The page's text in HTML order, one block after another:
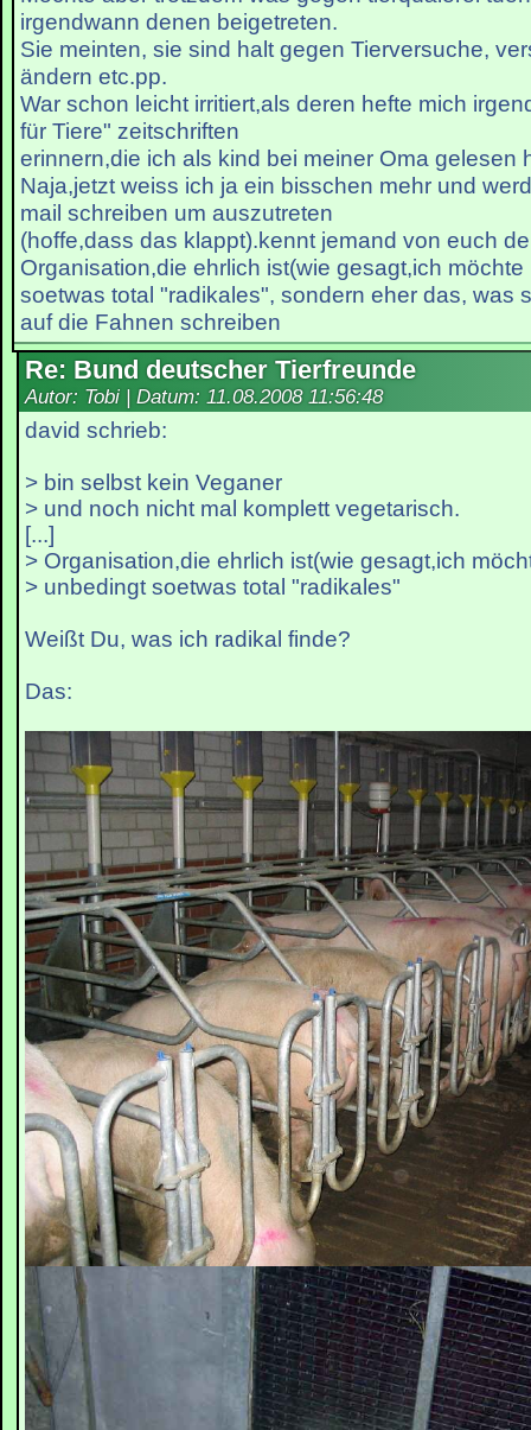
irgendwann denen beigetreten.
Sie meinten, sie sind halt gegen Tierversuche,
ändern etc.pp.
War schon leicht irritiert,als deren hefte mich
für Tiere" zeitschriften
erinnern,die ich als kind bei meiner Oma gelesen
Naja,jetzt weiss ich ja ein bisschen mehr und
mail schreiben um auszutreten
(hoffe,dass das klappt).kennt jemand von euch
Organisation,die ehrlich ist(wie gesagt,ich
soetwas total "radikales", sondern eher das, was
auf die Fahnen schreiben
Re: Bund deutscher Tierfreunde
Autor: Tobi | Datum: 11.08.2008 11:56:48
david schrieb:
> bin selbst kein Veganer
> und noch nicht mal komplett vegetarisch.
[...]
> Organisation,die ehrlich ist(wie gesagt,ich
> unbedingt soetwas total "radikales"
Weißt Du, was ich radikal finde?
Das: